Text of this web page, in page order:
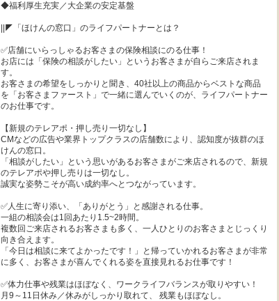
◆福利厚生充実／大企業の安定基盤
||◤「ほけんの窓口」のライフパートナーとは？
✅店舗にいらっしゃるお客さまの保険相談にのる仕事！
お店には「保険の相談がしたい」というお客さまが自らご来店されま
す。
お客さまの希望をしっかりと聞き、40社以上の商品からベストな商品
を「お客さまファースト」で一緒に選んでいくのが、ライフパートナー
のお仕事です。
【新規のテレアポ・押し売り一切なし】
CMなどの広告や業界トップクラスの店舗数により、認知度が抜群のほ
けんの窓口。
「相談がしたい」という思いがあるお客さまがご来店されるので、新規
のテレアポや押し売りは一切なし。
誠実な姿勢こそが高い成約率へとつながっています。
✅人生に寄り添い、「ありがとう」と感謝される仕事。
一組の相談会は1回あたり1.5~2時間。
複数回ご来店されるお客さまも多く、一人ひとりのお客さまとじっくり
向き合えます。
「今日は相談に来てよかったです！」と帰っていかれるお客さまが非常
に多く、お客さまが喜んでくれる姿を直接見れるお仕事です！
✅体力仕事や残業はほぼなく、ワークライフバランスが取りやすい！
月9～11日休み／休みがしっかり取れて、 残業もほぼなし。